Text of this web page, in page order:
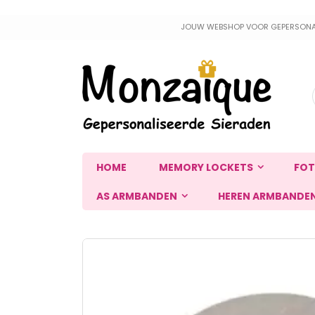
inhoud
JOUW WEBSHOP VOOR
HOME MEMORY LOCKETS
AS ARMBANDEN HEREN
Ga